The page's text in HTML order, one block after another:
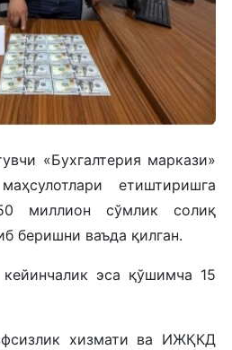
«Бухгалтерия маркази»
маҳсулотлари
етиштиришга
миллион сўмлик
солиқ
беришни ваъда қилган.
кейинчалик эса қўшимча 15
хизмати ва ИЖҚКД